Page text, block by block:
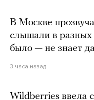
В Москве
слышали в разных
было — не знает
3 часа назад
Wildberries ввела